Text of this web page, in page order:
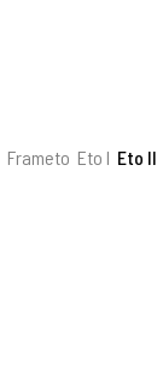
Frameto Eto I Eto II